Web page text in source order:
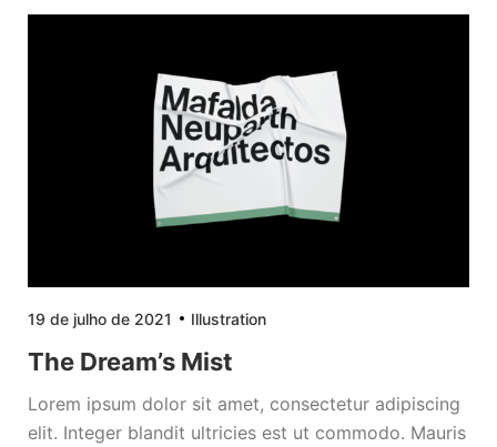
19 de julho de 2021 Illustration
The Dream’s Mist
Lorem ipsum dolor sit amet, consectetur adipiscing
elit. Integer blandit ultricies est ut commodo. Mauris